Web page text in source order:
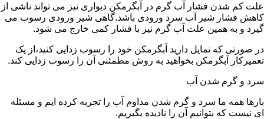
علت کم شدن فشار آب گرم در آبگرمکن دیواری نیز می تواند ناشی از
کاهش فشار شیر آب سرد ورودی باشد.گاهی شیر ورودی رسوب می
گیرد و به همین علت آب گرم نیز با فشار کمی خارج می شود.
در صورتی که تمایل دارید آبگرمکن خود را رسوب زدایی کنید،از یک
تعمیرکار آبگرمکن بخواهید به روش مطمئنی آن را رسوب زدایی کند.
سرد و گرم شدن آب
بارها همه ما سرد و گرم شدن مداوم آب را تجربه کرده ایم و مسئله
ای نیست که بتوانیم آن را نادیده بگیریم.